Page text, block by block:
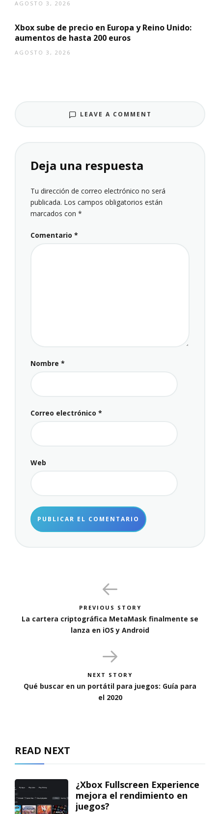
AGOSTO 3, 2026
Xbox sube de precio en Europa y Reino Unido:
aumentos de hasta 200 euros
AGOSTO 3, 2026
LEAVE A COMMENT
Deja una respuesta
Tu dirección de correo electrónico no será
publicada. Los campos obligatorios están
marcados con *
Comentario *
Nombre *
Correo electrónico *
Web
PREVIOUS STORY
La cartera criptográfica MetaMask finalmente se
lanza en iOS y Android
NEXT STORY
Qué buscar en un portátil para juegos: Guía para
el 2020
READ NEXT
¿Xbox Fullscreen Experience
mejora el rendimiento en
juegos?